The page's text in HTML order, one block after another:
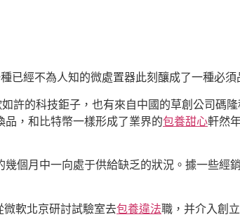
已經不為人知的微處置器此刻釀成了一種必須
許的科技鉅子，也有來自中國的草創公司碼
，和比特幣一樣形成了業界的包養甜心軒然
個月中一向處于供給缺乏的狀況。據一些經
軟北京研討試驗室去包養違法職，并介入創